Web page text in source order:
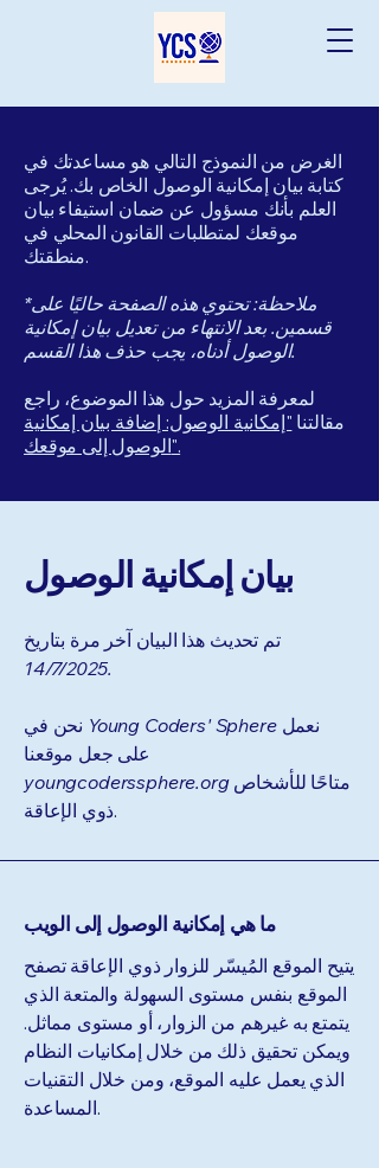
الغرض من النموذج التالي هو مساعدتك في
كتابة بيان إمكانية الوصول الخاص بك. يُرجى
العلم بأنك مسؤول عن ضمان استيفاء بيان
موقعك لمتطلبات القانون المحلي في
منطقتك.
*ملاحظة: تحتوي هذه الصفحة حاليًا على
قسمين. بعد الانتهاء من تعديل بيان إمكانية
الوصول أدناه، يجب حذف هذا القسم.
لمعرفة المزيد حول هذا الموضوع، راجع
مقالتنا "إمكانية الوصول: إضافة بيان إمكانية
الوصول إلى موقعك".
بيان إمكانية الوصول
تم تحديث هذا البيان آخر مرة بتاريخ
14/7/2025.
Young Coders' Sphereنعمل
على جعل موقعنا
youngcoderssphere.orgمتاحًا للأشخاص
ذوي الإعاقة.
ما هي إمكانية الوصول إلى الويب
يتيح الموقع المُيسّر للزوار ذوي الإعاقة تصفح
الموقع بنفس مستوى السهولة والمتعة الذي
يتمتع به غيرهم من الزوار، أو مستوى مماثل.
ويمكن تحقيق ذلك من خلال إمكانيات النظام
الذي يعمل عليه الموقع، ومن خلال التقنيات
المساعدة.